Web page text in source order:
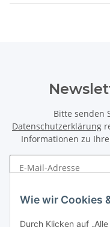
Wie wir Cookies
Durch Klicken auf
Bitte senden
Datenschutzerklärung
Informationen zu